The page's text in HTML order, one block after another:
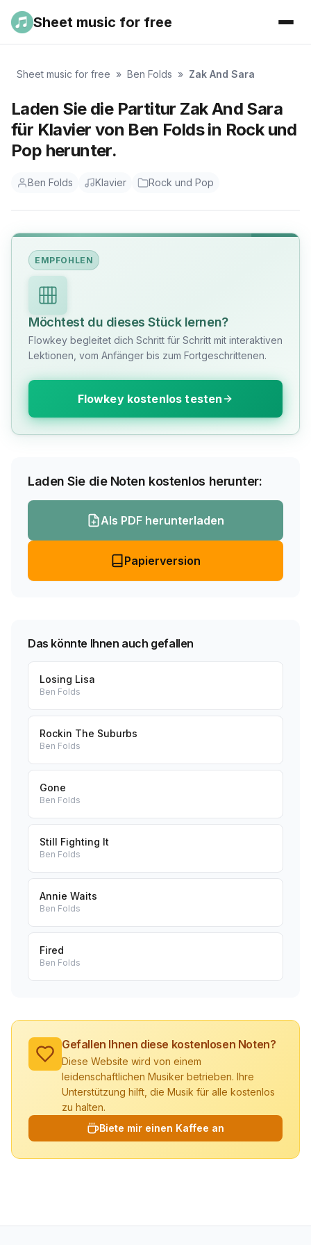
Sheet music for free
Sheet music for free » Ben Folds » Zak And Sara
Laden Sie die Partitur Zak And Sara
für Klavier von Ben Folds in Rock und
Pop herunter.
Ben Folds Klavier Rock und Pop
EMPFOHLEN
Möchtest du dieses Stück lernen?
Flowkey begleitet dich Schritt für Schritt mit interaktiven
Lektionen, vom Anfänger bis zum Fortgeschrittenen.
Flowkey kostenlos testen
Laden Sie die Noten kostenlos herunter:
Als PDF herunterladen
Papierversion
Das könnte Ihnen auch gefallen
Losing Lisa
Ben Folds
Rockin The Suburbs
Ben Folds
Gone
Ben Folds
Still Fighting It
Ben Folds
Annie Waits
Ben Folds
Fired
Ben Folds
Gefallen Ihnen diese kostenlosen Noten?
Diese Website wird von einem
leidenschaftlichen Musiker betrieben. Ihre
Unterstützung hilft, die Musik für alle kostenlos
zu halten.
Biete mir einen Kaffee an